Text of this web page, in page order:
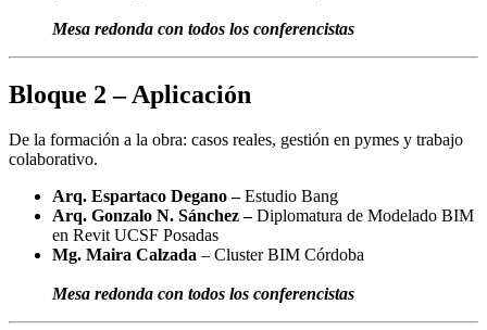
Mesa redonda con todos los conferencistas
Bloque 2 – Aplicación
De la formación a la obra: casos reales, gestión en pymes y trabajo
colaborativo.
Arq. Espartaco Degano –Estudio Bang
Arq. Gonzalo N. Sánchez –Diplomatura de Modelado BIM
en Revit UCSF Posadas
Mg. Maira Calzada – Cluster BIM Córdoba
Mesa redonda con todos los conferencistas